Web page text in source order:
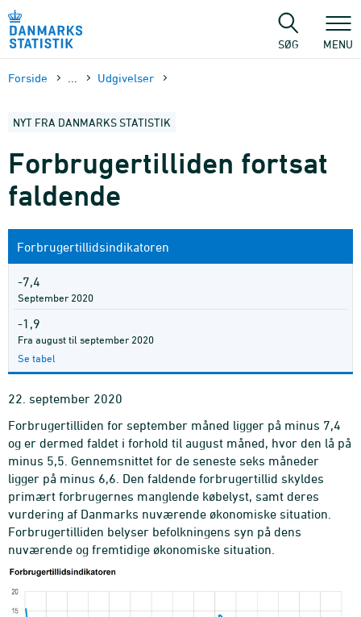
sidens
SØG MENU
Forside Udgivelser
NYT FRA DANMARKS STATISTIK
Forbrugertilliden fortsat
faldende
Forbrugertillidsindikatoren
-7,4
September 2020
-1,9
Fra august til september 2020
Se tabel
22. september 2020
Forbrugertilliden for september måned ligger på minus 7,4
og er dermed faldet i forhold til august måned, hvor den lå på
minus 5,5. Gennemsnittet for de seneste seks måneder
ligger på minus 6,6. Den faldende forbrugertillid skyldes
primært forbrugernes manglende købelyst, samt deres
vurdering af Danmarks nuværende økonomiske situation.
Forbrugertilliden belyser befolkningens syn på dens
nuværende og fremtidige økonomiske situation.